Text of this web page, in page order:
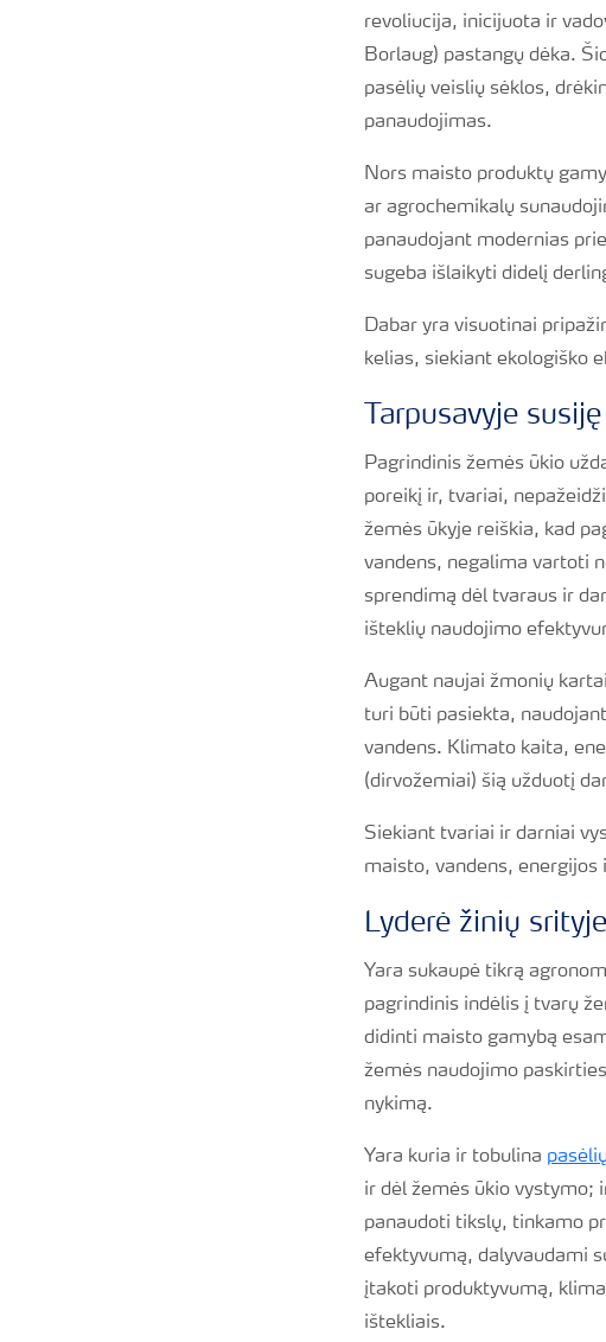
revoliucija, inicijuota ir
Borlaug) pastangų dėka.
pasėlių veislių sėklos,
panaudojimas.
Nors maisto produktų
ar agrochemikalų
panaudojant modernias
sugeba išlaikyti didelį
Dabar yra visuotinai
kelias, siekiant ekologiško
Tarpusavyje
Pagrindinis žemės ūkio
poreikį ir, tvariai,
žemės ūkyje reiškia, kad
vandens, negalima vartoti
sprendimą dėl tvaraus ir
išteklių naudojimo
Augant naujai žmonių
turi būti pasiekta,
vandens. Klimato kaita,
(dirvožemiai) šią užduotį
Siekiant tvariai ir darniai
maisto, vandens,
Lyderė žinių srityje
Yara sukaupė tikrą
pagrindinis indėlis į tvarų
didinti maisto gamybą
žemės naudojimo
nykimą.
Yara kuria ir tobulina
ir dėl žemės ūkio vystymo;
panaudoti tikslų, tinkamo
efektyvumą, dalyvaudami
įtakoti produktyvumą,
ištekliais.